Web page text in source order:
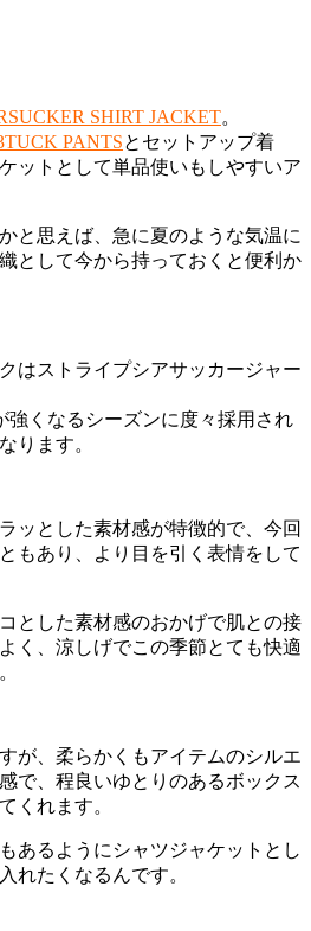
SHIRT JACKET。
PANTSとセットアップ着
ットとして単品使いもしやすいア
と思えば、急に夏のような気温に
として今から持っておくと便利か
はストライプシアサッカージャー
強くなるシーズンに度々採用され
ります。
ッとした素材感が特徴的で、今回
もあり、より目を引く表情をして
とした素材感のおかげで肌との接
く、涼しげでこの季節とても快適
が、柔らかくもアイテムのシルエ
で、程良いゆとりのあるボックス
くれます。
あるようにシャツジャケットとし
れたくなるんです。